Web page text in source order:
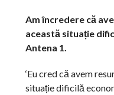
Am încredere că
această situație
Antena 1.
‘Eu cred că avem
situație dificilă